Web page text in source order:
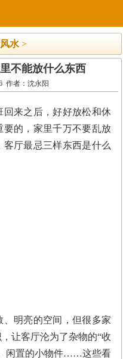
水 >
不能放什么东西
作者：沈永阳
来之后，好好放松和休
要的，家里千万不要乱放
厅最忌三样东西是什么
明亮的空间，但很多家
让客厅沦为了杂物的“收
闲置的小物件……这些看